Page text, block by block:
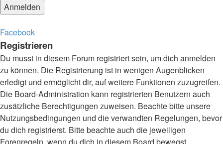
Facebook
Registrieren
Du musst in diesem Forum registriert sein, um dich anmelden
zu können. Die Registrierung ist in wenigen Augenblicken
erledigt und ermöglicht dir, auf weitere Funktionen zuzugreifen.
Die Board-Administration kann registrierten Benutzern auch
zusätzliche Berechtigungen zuweisen. Beachte bitte unsere
Nutzungsbedingungen und die verwandten Regelungen, bevor
du dich registrierst. Bitte beachte auch die jeweiligen